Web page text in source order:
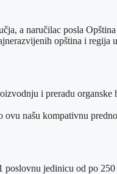
a naručilac posla
opština i regija
i preradu
našu kompativnu
jedinicu od po